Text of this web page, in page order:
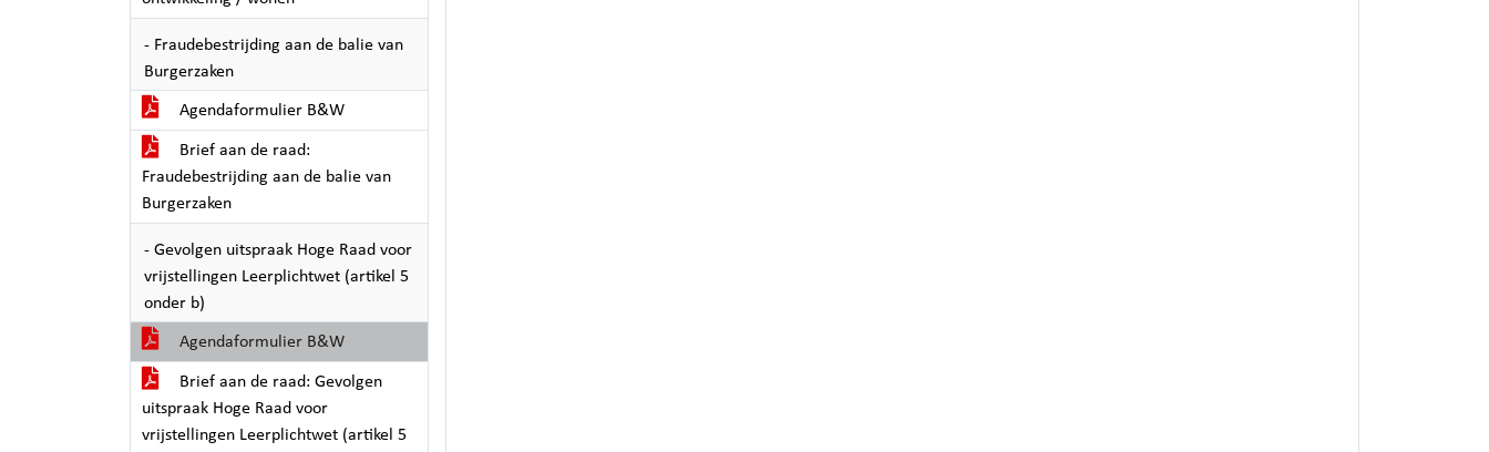
- Fraudebestrijding aan de balie van
Burgerzaken
Agendaformulier B&W
Brief aan de raad:
Fraudebestrijding aan de balie van
Burgerzaken
- Gevolgen uitspraak Hoge Raad voor
vrijstellingen Leerplichtwet (artikel 5
onder b)
Agendaformulier B&W
Brief aan de raad: Gevolgen
uitspraak Hoge Raad voor
vrijstellingen Leerplichtwet (artikel 5